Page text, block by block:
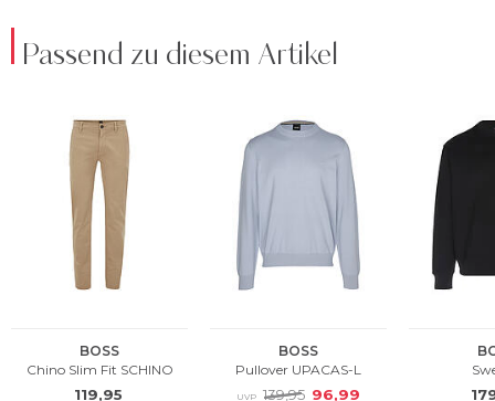
Passend zu diesem Artikel